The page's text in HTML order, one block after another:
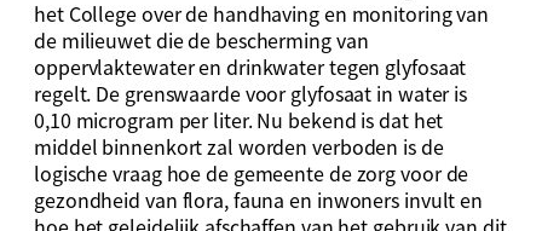
het College over de handhaving en monitoring van
de milieuwet die de bescherming van
oppervlaktewater en drinkwater tegen glyfosaat
regelt. De grenswaarde voor glyfosaat in water is
0,10 microgram per liter. Nu bekend is dat het
middel binnenkort zal worden verboden is de
logische vraag hoe de gemeente de zorg voor de
gezondheid van flora, fauna en inwoners invult en